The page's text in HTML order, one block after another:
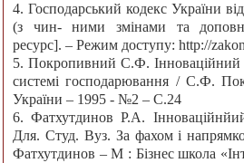
4. Господарський кодекс України
(з чин- ними змінами та
ресурс]. – Режим доступу: http://
5. Покропивний С.Ф. Інноваційний
системі господарювання / С.Ф.
України – 1995 - №2 – С.24
6. Фатхутдинов Р.А.
Для. Студ. Вуз. За фахом і
Фатхутдинов – М : Бізнес школа